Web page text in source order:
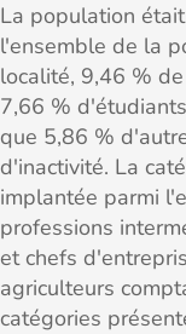
La population
l'ensemble de la
localité, 9,46 %
7,66 %
que 5,86 %
d'inactivité. La
implantée parmi
professions
et chefs
agriculteurs
catégories